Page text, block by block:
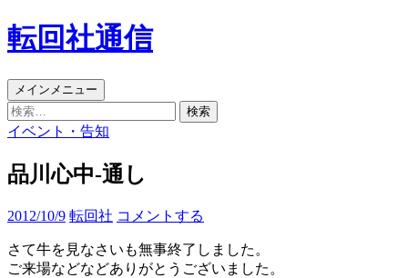
コ
ン
ン
ツ
へ
ス
キ
ッ
転回社通信
検
索
メインメニュー
検
索:
イベント・告知
品川心中-通し
2012/10/9 転回社 コメントする
さて牛を見なさいも無事終了しました。
ご来場などなどありがとうございました。